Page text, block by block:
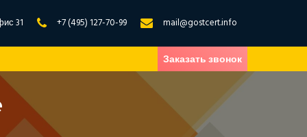
31 +7 (495) 127-70-99 mail@gostcert.info
Заказать звонок